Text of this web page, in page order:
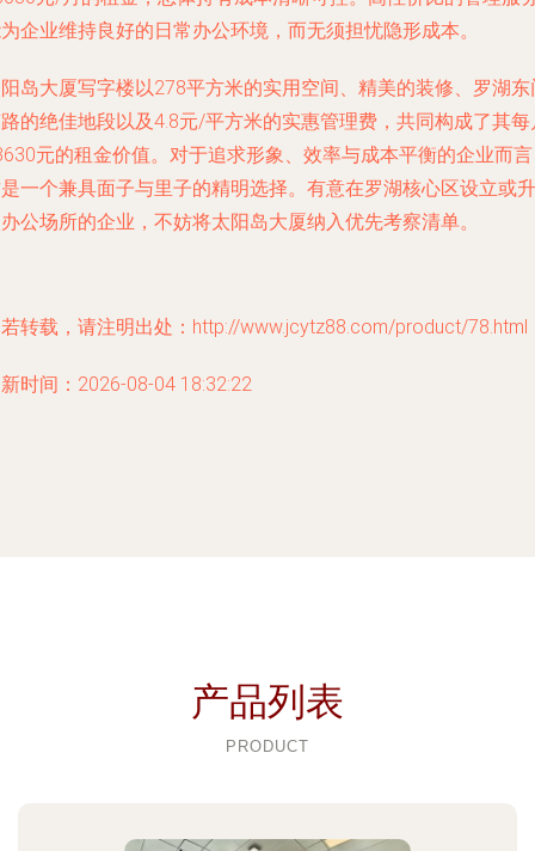
企业维持良好的日常办公环境，而无须担忧隐形成本。
岛大厦写字楼以278平方米的实用空间、精美的装修、罗湖东
的绝佳地段以及4.8元/平方米的实惠管理费，共同构成了其每
元的租金价值。对于追求形象、效率与成本平衡的企业而
一个兼具面子与里子的精明选择。有意在罗湖核心区设立或升
公场所的企业，不妨将太阳岛大厦纳入优先考察清单。
转载，请注明出处：http://www.jcytz88.com/product/78.html
时间：2026-08-04 18:32:22
产品列表
PRODUCT